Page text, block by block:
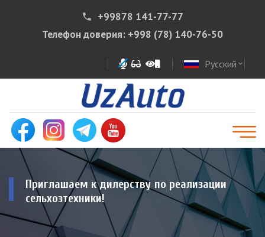
phone
+99878 141-77-77
Телефон доверия: +998 (78) 140-76-50
Русский expand_more
Приглашаем к дилерству по реализации
сельхозтехники!